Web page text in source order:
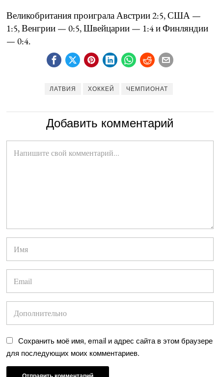
Великобритания проиграла Австрии 2:5, США —
1:5, Венгрии — 0:5, Швейцарии — 1:4 и Финляндии
— 0:4.
ЛАТВИЯ ХОККЕЙ ЧЕМПИОНАТ
Добавить комментарий
Сохранить моё имя, email и адрес сайта в этом браузере
для последующих моих комментариев.